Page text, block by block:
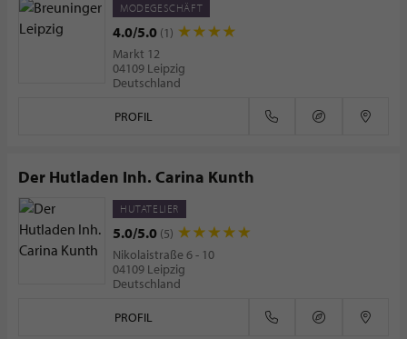
Sehnsucht nach Sommer: Trends & Tipps
MODEGESCHÄFT
4.0/5.0 (1)
Markt 12
04109 Leipzig
Deutschland
PROFIL
Der Hutladen Inh. Carina Kunth
HUTATELIER
5.0/5.0 (5)
Nikolaistraße 6 - 10
04109 Leipzig
Deutschland
PROFIL